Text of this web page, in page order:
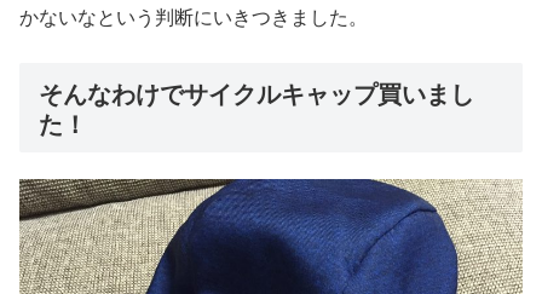
かないなという判断にいきつきました。
そんなわけでサイクルキャップ買いまし
た！